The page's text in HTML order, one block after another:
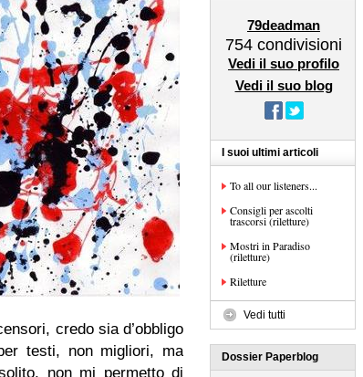
credo sia d’obbligo
testi, non migliori, ma
non mi permetto di
79deadman
754 condivisioni
Vedi il suo profilo
Vedi il suo blog
I suoi ultimi articoli
To all our listeners...
Consigli per ascolti
trascorsi (riletture)
Mostri in Paradiso
(riletture)
Riletture
Vedi tutti
Dossier Paperblog